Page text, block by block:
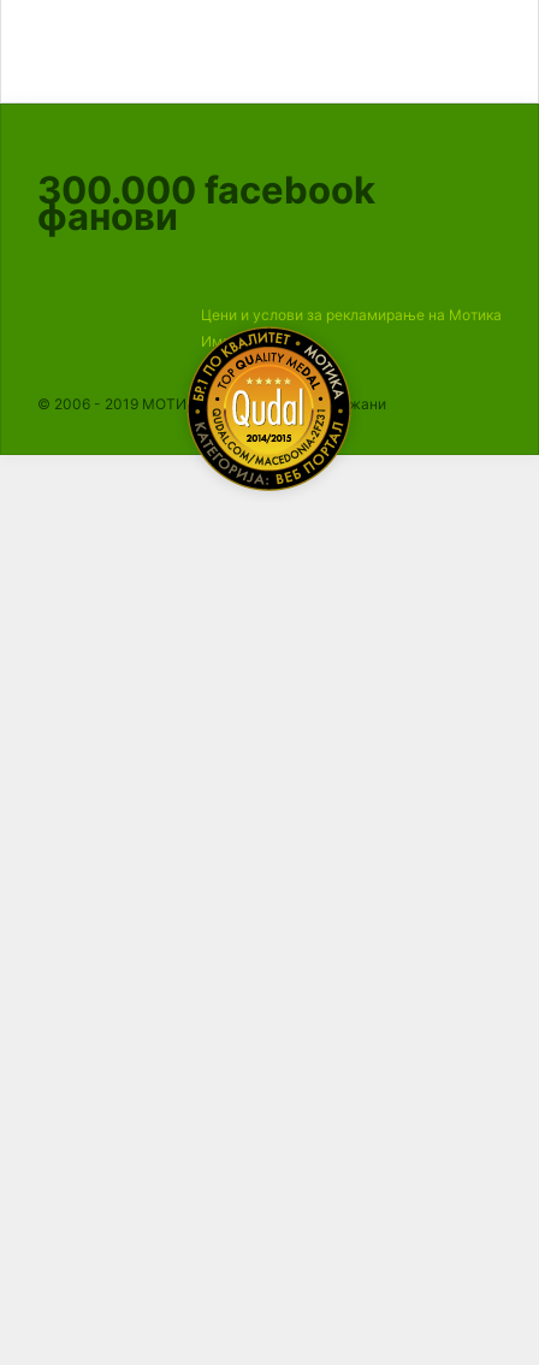
300.000 facebook
фанови
Цени и услови за рекламирање на Мотика
Импресум
© 2006 - 2019 МОТИКА, Сите права се задржани